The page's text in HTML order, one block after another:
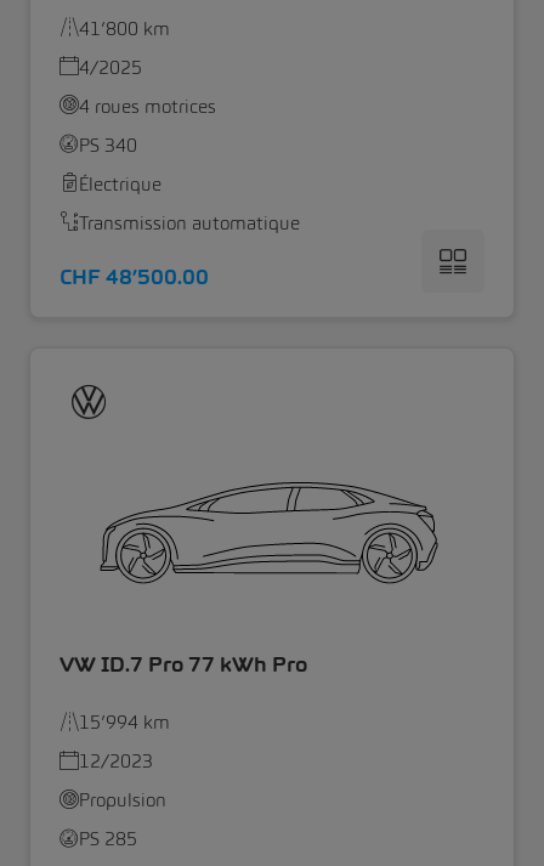
41’800 km
4/2025
4 roues motrices
PS 340
Électrique
Transmission automatique
CHF 48’500.00
VW ID.7 Pro 77 kWh Pro
15’994 km
12/2023
Propulsion
PS 285